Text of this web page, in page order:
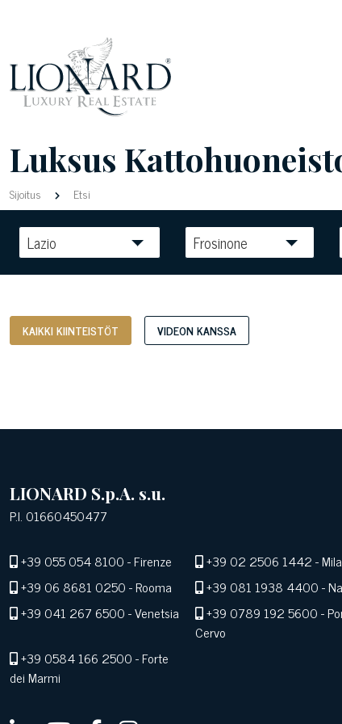
Luksus
Sijoitus Etsi
Lazio Frosinone
KAIKKI KIINTEISTÖT VIDEON KANSSA
LIONARD S.p.A. s.u.
P.I. 01660450477
+39 055 054 8100- Firenze +39 02 2506 1442-
+39 06 8681 0250- Rooma +39 081 1938 4400-
+39 041 267 6500- Venetsia +39 0789 192 5600-
Cervo
+39 0584 166 2500- Forte
dei Marmi